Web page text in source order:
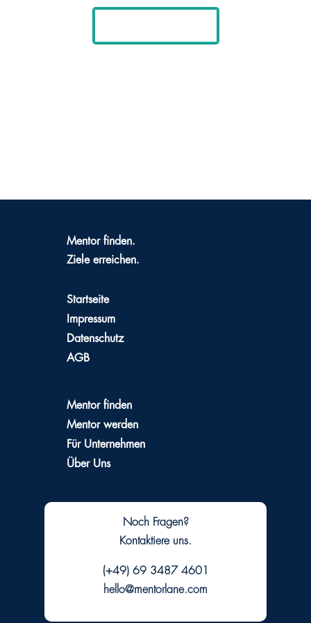
Mentor finden.
Ziele erreichen.
Startseite
Impressum
Datenschutz
AGB
Mentor finden
Mentor werden
Für Unternehmen
Über Uns
Noch Fragen?
Kontaktiere uns.
(+49) 69 3487 4601
hello@mentorlane.com